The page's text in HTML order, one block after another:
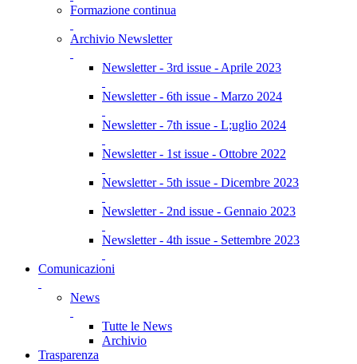
Formazione continua
Archivio Newsletter
Newsletter - 3rd issue - Aprile 2023
Newsletter - 6th issue - Marzo 2024
Newsletter - 7th issue - L;uglio 2024
Newsletter - 1st issue - Ottobre 2022
Newsletter - 5th issue - Dicembre 2023
Newsletter - 2nd issue - Gennaio 2023
Newsletter - 4th issue - Settembre 2023
Comunicazioni
News
Tutte le News
Archivio
Trasparenza